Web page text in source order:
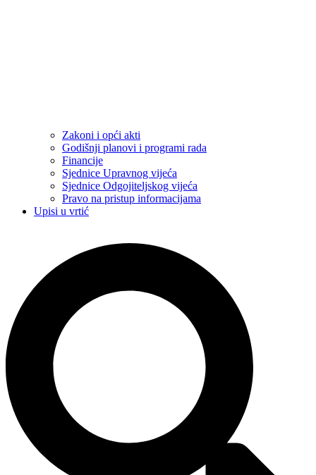
Zakoni i opći akti
Godišnji planovi i programi rada
Financije
Sjednice Upravnog vijeća
Sjednice Odgojiteljskog vijeća
Pravo na pristup informacijama
Upisi u vrtić